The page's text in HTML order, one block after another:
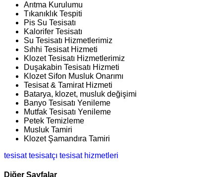
Arıtma Kurulumu
Tıkanıklık Tespiti
Pis Su Tesisatı
Kalorifer Tesisatı
Su Tesisatı Hizmetlerimiz
Sıhhi Tesisat Hizmeti
Klozet Tesisatı Hizmetlerimiz
Duşakabin Tesisatı Hizmeti
Klozet Sifon Musluk Onarımı
Tesisat & Tamirat Hizmeti
Batarya, klozet, musluk değişimi
Banyo Tesisatı Yenileme
Mutfak Tesisatı Yenileme
Petek Temizleme
Musluk Tamiri
Klozet Şamandıra Tamiri
tesisattesisatçı tesisat hizmetleri
Diğer Sayfalar